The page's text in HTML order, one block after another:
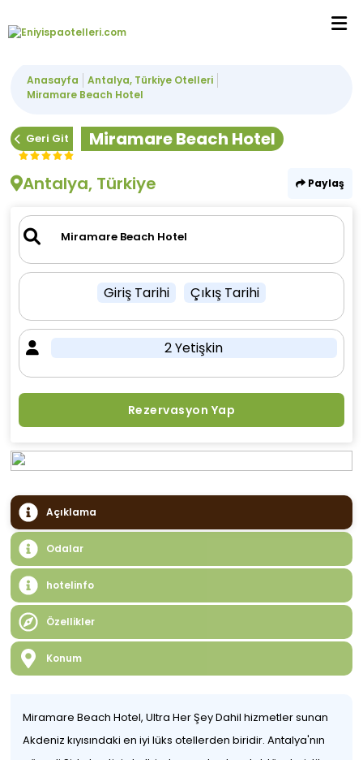
Anasayfa
Antalya, Türkiye Otelleri
Miramare Beach Hotel
Geri Git
Miramare Beach Hotel
Antalya, Türkiye
Paylaş
Giriş Tarihi Çıkış Tarihi
2 Yetişkin
Rezervasyon Yap
Açıklama
Odalar
hotelinfo
Özellikler
Konum
Miramare Beach Hotel, Ultra Her Şey Dahil hizmetler sunan
Akdeniz kıyısındaki en iyi lüks otellerden biridir. Antalya'nın